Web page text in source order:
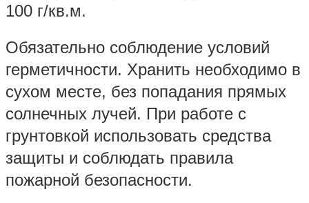
100 г/кв.м.
Обязательно соблюдение условий
герметичности. Хранить необходимо в
сухом месте, без попадания прямых
солнечных лучей. При работе с
грунтовкой использовать средства
защиты и соблюдать правила
пожарной безопасности.